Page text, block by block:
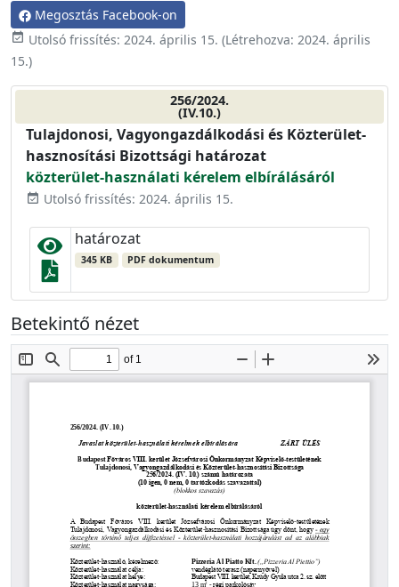
Megosztás Facebook-on
event_available Utolsó frissítés: 2024. április 15. (Létrehozva: 2024. április
15.)
256/2024.
(IV.10.)
Tulajdonosi, Vagyongazdálkodási és Közterület-
hasznosítási Bizottsági határozat
közterület-használati kérelem elbírálásáról
event_available Utolsó frissítés: 2024. április 15.
határozat
345 KB PDF dokumentum
Betekintő nézet